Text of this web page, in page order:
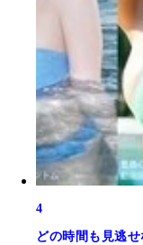
4
どの時間も見逃